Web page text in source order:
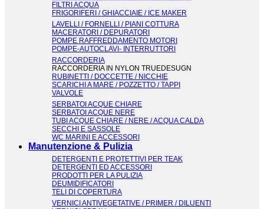
FILTRI ACQUA
FRIGORIFERI / GHIACCIAIE / ICE MAKER
LAVELLI / FORNELLI / PIANI COTTURA
MACERATORI / DEPURATORI
POMPE RAFFREDDAMENTO MOTORI
POMPE-AUTOCLAVI- INTERRUTTORI
RACCORDERIA
RACCORDERIA IN NYLON TRUEDESUGN
RUBINETTI / DOCCETTE / NICCHIE
SCARICHI A MARE / POZZETTO / TAPPI
VALVOLE
SERBATOI ACQUE CHIARE
SERBATOI ACQUE NERE
TUBI ACQUE CHIARE / NERE / ACQUA CALDA
SECCHI E SASSOLE
WC MARINI E ACCESSORI
Manutenzione & Pulizia
DETERGENTI E PROTETTIVI PER TEAK
DETERGENTI ED ACCESSORI
PRODOTTI PER LA PULIZIA
DEUMIDIFICATORI
TELI DI COPERTURA
VERNICI ANTIVEGETATIVE / PRIMER / DILUENTI